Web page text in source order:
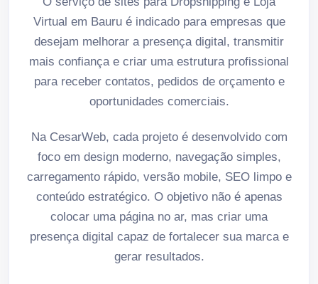
Virtual em Bauru é indicado para empresas que
desejam melhorar a presença digital, transmitir
mais confiança e criar uma estrutura profissional
para receber contatos, pedidos de orçamento e
oportunidades comerciais.
Na CesarWeb, cada projeto é desenvolvido com
foco em design moderno, navegação simples,
carregamento rápido, versão mobile, SEO limpo e
conteúdo estratégico. O objetivo não é apenas
colocar uma página no ar, mas criar uma
presença digital capaz de fortalecer sua marca e
gerar resultados.